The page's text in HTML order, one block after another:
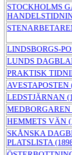
STOCKHOLMS
LINDSBORGS-
LUNDS
PRAKTISK
AVESTAPOSTEN
LEDSTJÄRNAN
MEDBORGAREN
HEMMETS VÄN
SKÅNSKA
PLATSLISTA